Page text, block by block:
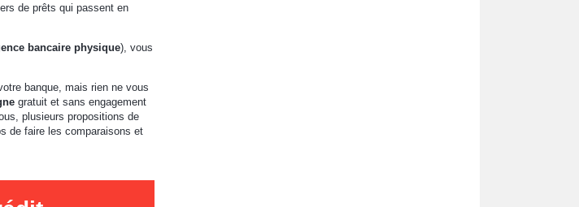
de prêts qui passent en
bancaire physique), vous
banque, mais rien ne vous
gratuit et sans engagement
plusieurs propositions de
de faire les comparaisons et